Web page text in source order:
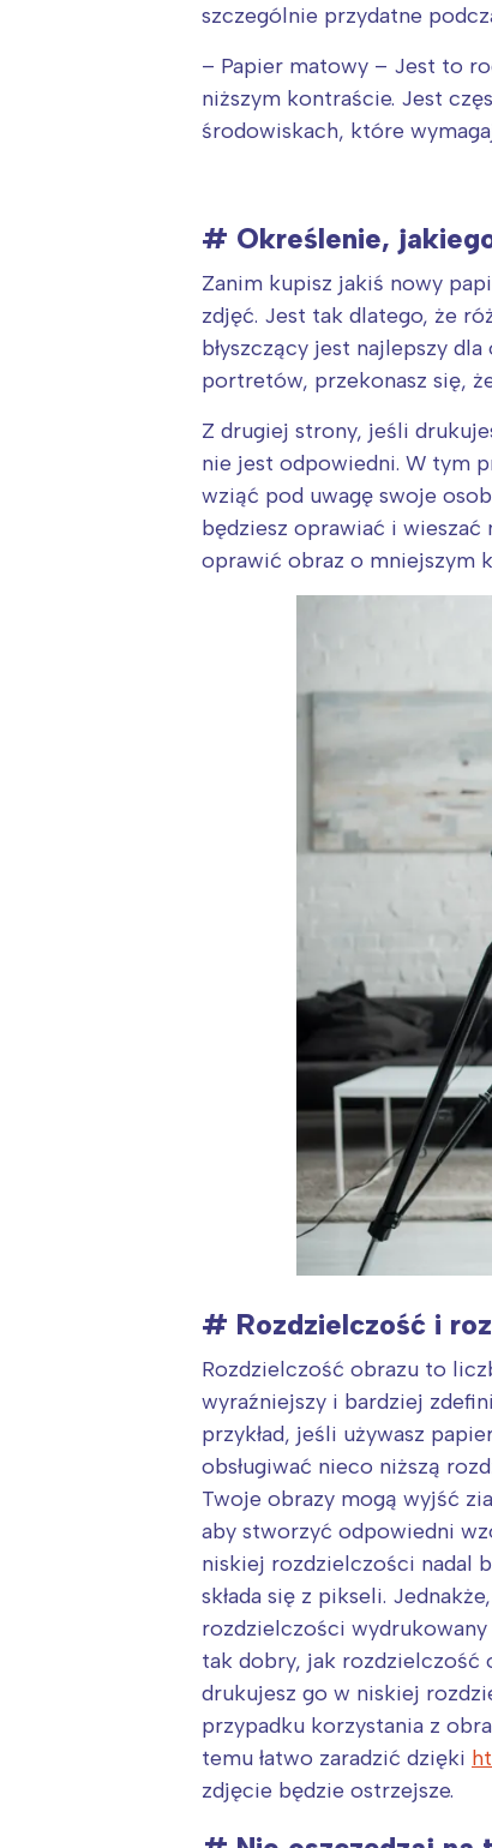
szczególnie przydatne
– Papier matowy – Jest to
niższym kontraście. Jest
środowiskach, które
# Określenie,
Zanim kupisz jakiś nowy
zdjęć. Jest tak dlatego, że
błyszczący jest najlepszy
portretów, przekonasz się,
Z drugiej strony, jeśli
nie jest odpowiedni. W tym
wziąć pod uwagę swoje
będziesz oprawiać i wieszać
oprawić obraz o mniejszym
# Rozdzielczość i
Rozdzielczość obrazu to
wyraźniejszy i bardziej
przykład, jeśli używasz
obsługiwać nieco niższą
Twoje obrazy mogą wyjść
aby stworzyć odpowiedni
niskiej rozdzielczości nadal
składa się z pikseli.
rozdzielczości
tak dobry, jak rozdzielczość
drukujesz go w niskiej
przypadku korzystania z
temu łatwo zaradzić dzięki
zdjęcie będzie ostrzejsze.